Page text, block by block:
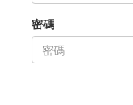
密碼